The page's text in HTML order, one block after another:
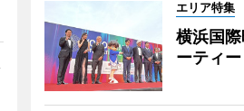
エリア特集
横浜国
ーティー